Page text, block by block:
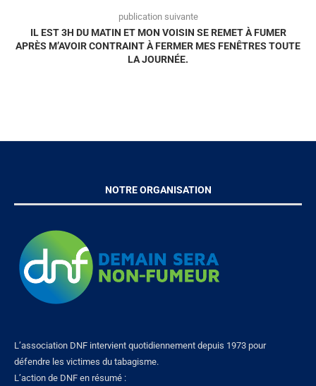
publication suivante
IL EST 3H DU MATIN ET MON VOISIN SE REMET À FUMER
APRÈS M’AVOIR CONTRAINT À FERMER MES FENÊTRES TOUTE
LA JOURNÉE.
NOTRE ORGANISATION
L’association DNF intervient quotidiennement depuis 1973 pour
défendre les victimes du tabagisme.
L’action de DNF en résumé :